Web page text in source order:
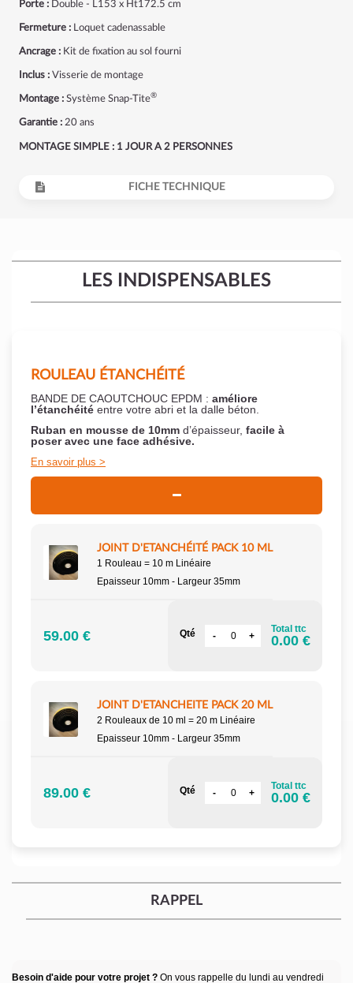
Porte : Double - L153 x Ht172.5 cm
Fermeture : Loquet cadenassable
Ancrage : Kit de fixation au sol fourni
Inclus : Visserie de montage
Montage : Système Snap-Tite®
Garantie : 20 ans
MONTAGE SIMPLE : 1 JOUR A 2 PERSONNES
FICHE TECHNIQUE
LES INDISPENSABLES
ROULEAU ÉTANCHÉITÉ
BANDE DE CAOUTCHOUC EPDM : améliore
l’étanchéité entre votre abri et la dalle béton.
Ruban en mousse de 10mm d’épaisseur, facile à
poser avec une face adhésive.
En savoir plus
JOINT D'ETANCHÉITÉ PACK 10 ML
1 Rouleau = 10 m Linéaire
Epaisseur 10mm - Largeur 35mm
59.00 € Qté Total ttc
0.00 €
JOINT D'ETANCHEITE PACK 20 ML
2 Rouleaux de 10 ml = 20 m Linéaire
Epaisseur 10mm - Largeur 35mm
89.00 € Qté Total ttc
0.00 €
RAPPEL
Besoin d'aide pour votre projet ? On vous rappelle du lundi au vendredi